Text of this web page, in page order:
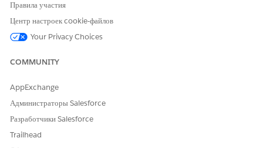
использование и подтверждать доступность элементов при
начале работы.
Оставьте свой отзыв, чтобы мы могли стать лучше!
Правила участия
Центр настроек cookie-файлов
Your Privacy Choices
COMMUNITY
AppExchange
Администраторы Salesforce
Разработчики Salesforce
Trailhead